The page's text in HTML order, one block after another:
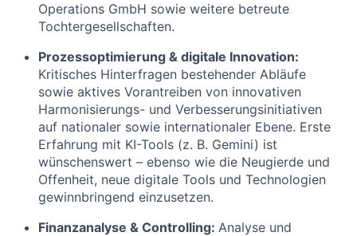
Operations GmbH sowie weitere betreute
Tochtergesellschaften.
Prozessoptimierung & digitale Innovation:
Kritisches Hinterfragen bestehender Abläufe
sowie aktives Vorantreiben von innovativen
Harmonisierungs- und Verbesserungsinitiativen
auf nationaler sowie internationaler Ebene. Erste
Erfahrung mit KI-Tools (z. B. Gemini) ist
wünschenswert – ebenso wie die Neugierde und
Offenheit, neue digitale Tools und Technologien
gewinnbringend einzusetzen.
Finanzanalyse & Controlling: Analyse und